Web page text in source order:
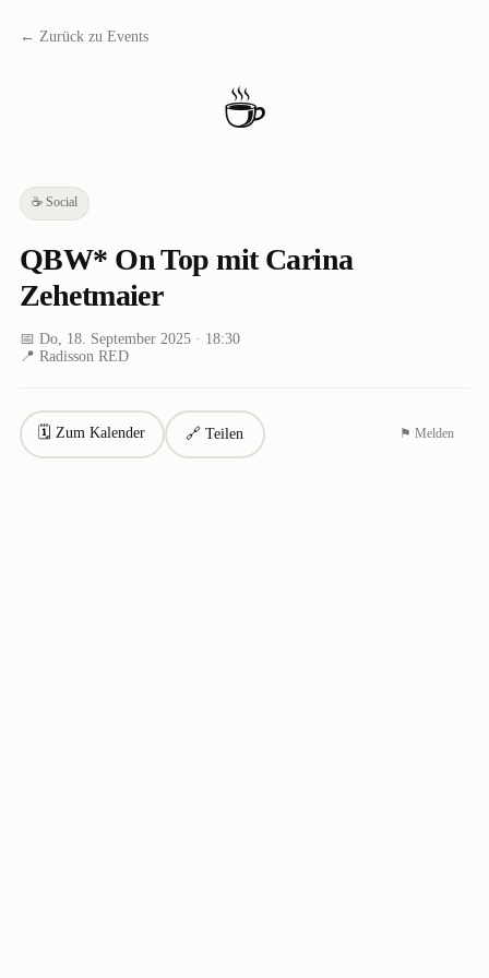
← Zurück zu Events
☕
☕ Social
QBW* On Top mit Carina
Zehetmaier
📅 Do, 18. September 2025· 18:30
📍 Radisson RED
🗓 Zum Kalender 🔗 Teilen ⚑ Melden